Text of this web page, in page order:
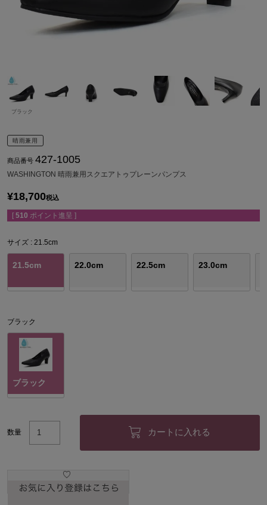
ブラック
晴雨兼用
商品番号 427-1005
WASHINGTON 晴雨兼用スクエアトゥプレーンパンプス
¥18,700税込
[ 510 ポイント進呈 ]
サイズ 21.5cm
21.5cm 22.0cm 22.5cm 23.0cm
ブラック
ブラック
数量 カートに入れる